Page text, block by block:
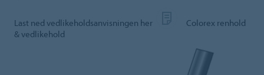
Last ned vedlikeholdsanvisningen her
Colorex renhold
& vedlikehold